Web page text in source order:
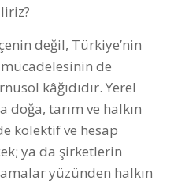
değil, Türkiye’nin
de
kâğıdıdır. Yerel
tarım ve halkın
kolektif ve hesap
ya da şirketlerin
yüzünden halkın